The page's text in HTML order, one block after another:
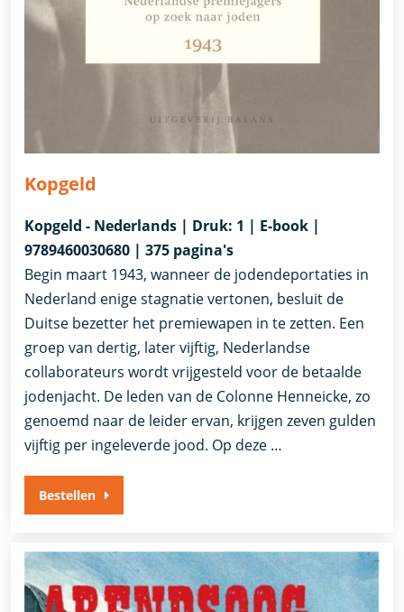
Kopgeld
Kopgeld - Nederlands | Druk: 1 | E-book |
9789460030680 | 375 pagina's
Begin maart 1943, wanneer de jodendeportaties in
Nederland enige stagnatie vertonen, besluit de
Duitse bezetter het premiewapen in te zetten. Een
groep van dertig, later vijftig, Nederlandse
collaborateurs wordt vrijgesteld voor de betaalde
jodenjacht. De leden van de Colonne Henneicke, zo
genoemd naar de leider ervan, krijgen zeven gulden
vijftig per ingeleverde jood. Op deze …
Bestellen